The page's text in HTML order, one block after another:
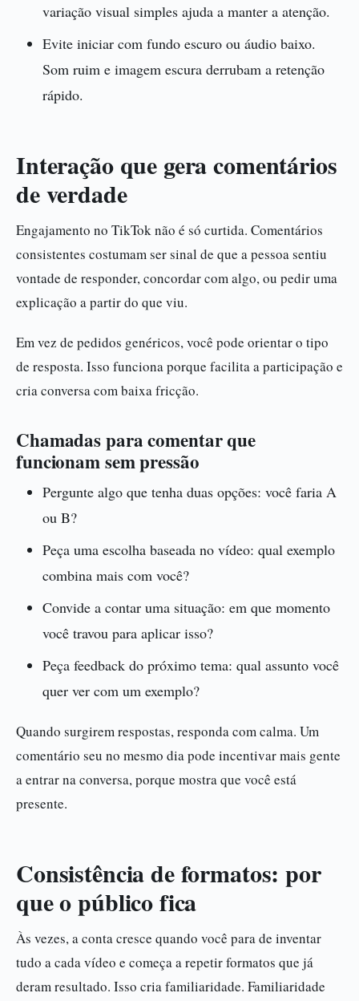
variação visual simples ajuda a manter a atenção.
Evite iniciar com fundo escuro ou áudio baixo.
Som ruim e imagem escura derrubam a retenção
rápido.
Interação que gera comentários
de verdade
Engajamento no TikTok não é só curtida. Comentários
consistentes costumam ser sinal de que a pessoa sentiu
vontade de responder, concordar com algo, ou pedir uma
explicação a partir do que viu.
Em vez de pedidos genéricos, você pode orientar o tipo
de resposta. Isso funciona porque facilita a participação e
cria conversa com baixa fricção.
Chamadas para comentar que
funcionam sem pressão
Pergunte algo que tenha duas opções: você faria A
ou B?
Peça uma escolha baseada no vídeo: qual exemplo
combina mais com você?
Convide a contar uma situação: em que momento
você travou para aplicar isso?
Peça feedback do próximo tema: qual assunto você
quer ver com um exemplo?
Quando surgirem respostas, responda com calma. Um
comentário seu no mesmo dia pode incentivar mais gente
a entrar na conversa, porque mostra que você está
presente.
Consistência de formatos: por
que o público fica
Às vezes, a conta cresce quando você para de inventar
tudo a cada vídeo e começa a repetir formatos que já
deram resultado. Isso cria familiaridade. Familiaridade